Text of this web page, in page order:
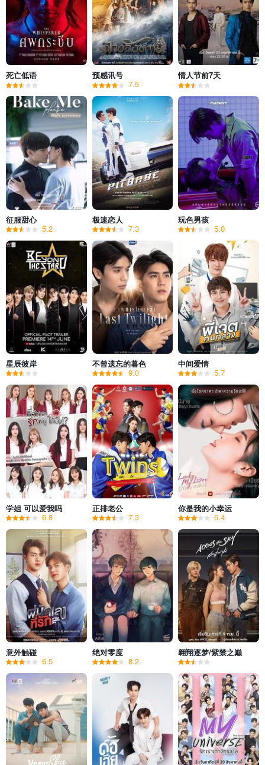
死亡低语 预感讯号
7.5
情人节前7天
征服甜心
5.2
极速恋人
7.3
玩色男孩
5.0
星辰彼岸 不曾遗忘的暮色
9.0
中间爱情
5.7
学姐 可以爱我吗
6.8
正排老公
7.3
你是我的小幸运
6.4
意外触碰
6.5
绝对零度
8.2
翱翔逐梦/紫禁之巅